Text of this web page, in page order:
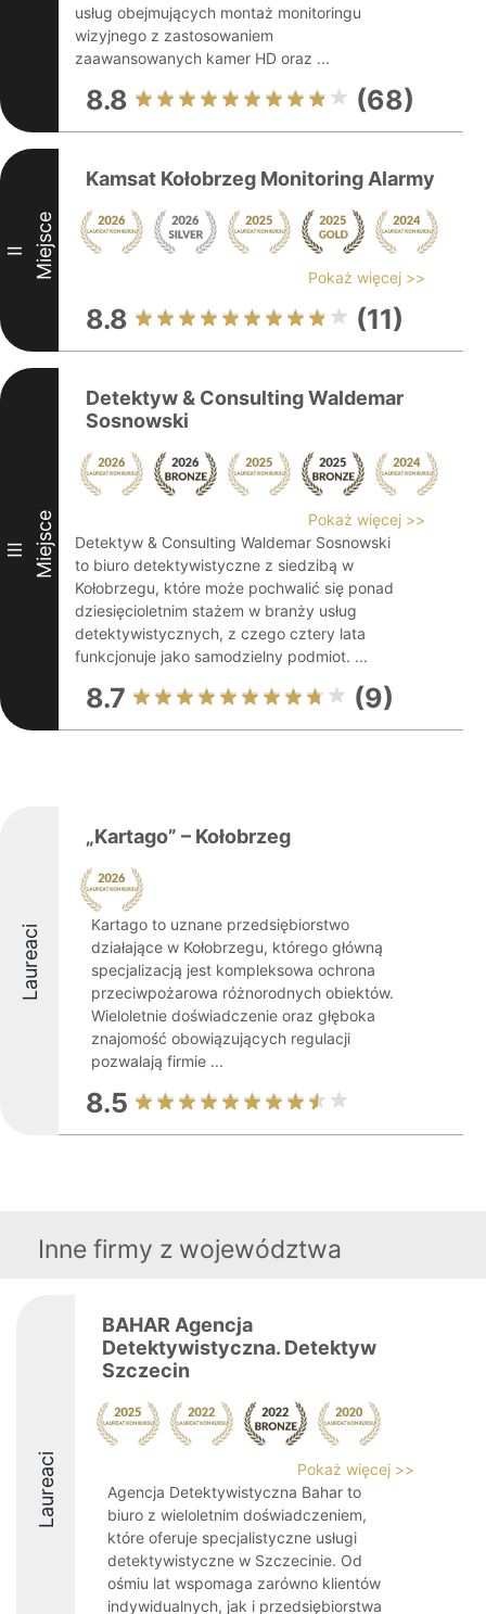
usług obejmujących montaż monitoringu
wizyjnego z zastosowaniem
zaawansowanych kamer HD oraz ...
8.8 (68)
II Miejsce
Kamsat Kołobrzeg Monitoring Alarmy
Pokaż więcej >>
8.8 (11)
III Miejsce
Detektyw & Consulting Waldemar
Sosnowski
Pokaż więcej >>
Detektyw & Consulting Waldemar Sosnowski
to biuro detektywistyczne z siedzibą w
Kołobrzegu, które może pochwalić się ponad
dziesięcioletnim stażem w branży usług
detektywistycznych, z czego cztery lata
funkcjonuje jako samodzielny podmiot. ...
8.7 (9)
Laureaci
„Kartago” – Kołobrzeg
Kartago to uznane przedsiębiorstwo
działające w Kołobrzegu, którego główną
specjalizacją jest kompleksowa ochrona
przeciwpożarowa różnorodnych obiektów.
Wieloletnie doświadczenie oraz głęboka
znajomość obowiązujących regulacji
pozwalają firmie ...
8.5
Inne firmy z województwa
Laureaci
BAHAR Agencja
Detektywistyczna. Detektyw
Szczecin
Pokaż więcej >>
Agencja Detektywistyczna Bahar to
biuro z wieloletnim doświadczeniem,
które oferuje specjalistyczne usługi
detektywistyczne w Szczecinie. Od
ośmiu lat wspomaga zarówno klientów
indywidualnych, jak i przedsiębiorstwa